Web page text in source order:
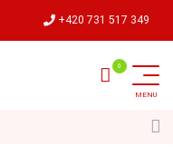
+420 731 517 349